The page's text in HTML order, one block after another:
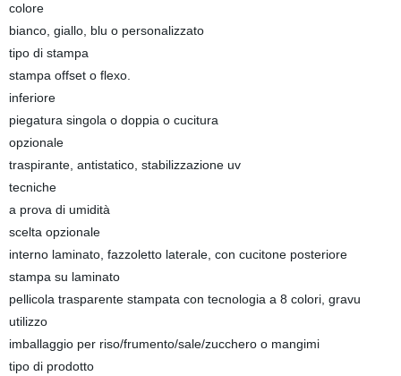
colore
bianco, giallo, blu o personalizzato
tipo di stampa
stampa offset o flexo.
inferiore
piegatura singola o doppia o cucitura
opzionale
traspirante, antistatico, stabilizzazione uv
tecniche
a prova di umidità
scelta opzionale
interno laminato, fazzoletto laterale, con cucitone posteriore
stampa su laminato
pellicola trasparente stampata con tecnologia a 8 colori, gravu
utilizzo
imballaggio per riso/frumento/sale/zucchero o mangimi
tipo di prodotto